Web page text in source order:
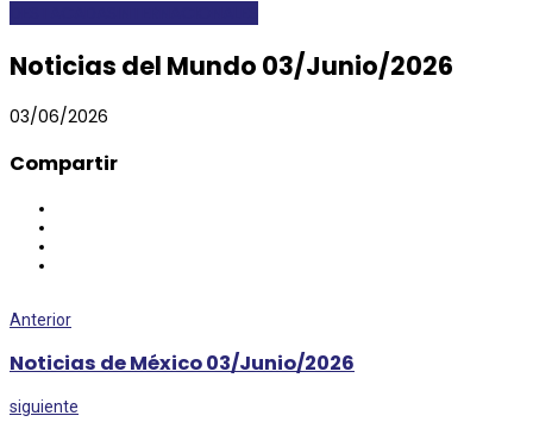
Noticias del Mundo 03/Junio/2026
03/06/2026
Compartir
Anterior
Noticias de México 03/Junio/2026
siguiente